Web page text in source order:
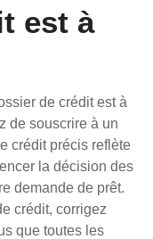
est à
de crédit est à
de souscrire à un
crédit précis reflète
la décision des
demande de prêt.
crédit, corrigez
que toutes les